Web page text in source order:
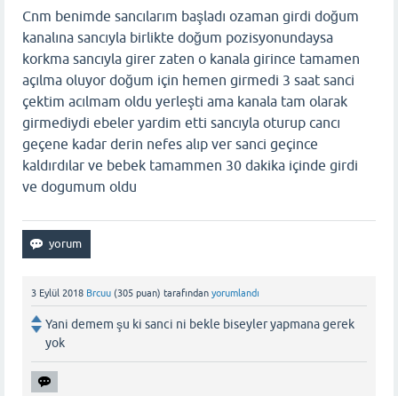
Cnm benimde sancılarım başladı ozaman girdi doğum
kanalına sancıyla birlikte doğum pozisyonundaysa
korkma sancıyla girer zaten o kanala girince tamamen
açılma oluyor doğum için hemen girmedi 3 saat sanci
çektim acılmam oldu yerleşti ama kanala tam olarak
girmediydi ebeler yardim etti sancıyla oturup cancı
geçene kadar derin nefes alıp ver sanci geçince
kaldırdılar ve bebek tamammen 30 dakika içinde girdi
ve dogumum oldu
3 Eylül 2018 Brcuu (305 puan) tarafından yorumlandı
Yani demem şu ki sanci ni bekle biseyler yapmana gerek
yok